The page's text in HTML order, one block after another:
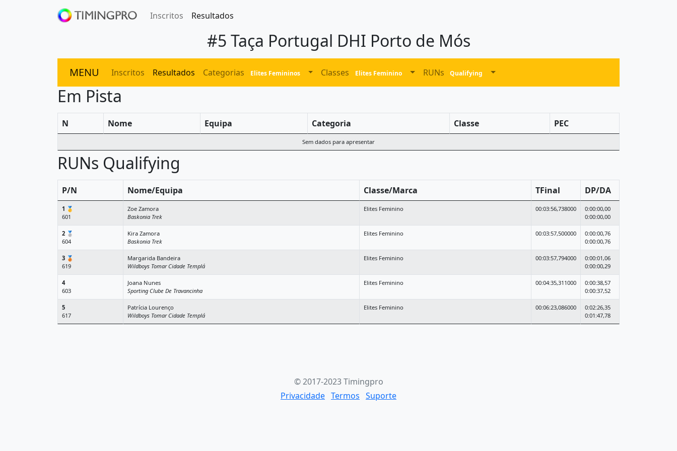
Inscritos Resultados
#5 Taça Portugal DHI Porto de Mós
MENU Inscritos Resultados Categorias Elites Femininos Classes Elites Feminino RUNs Qualifying
Em Pista
N Nome Equipa Categoria Classe PEC
Sem dados para apresentar
RUNs Qualifying
P/N Nome/Equipa Classe/Marca TFinal DP/DA
1 🥇
601
Zoe Zamora
Baskonia Trek
Elites Feminino 00:03:56,738000
0:00:00,00
0:00:00,00
2 🥈
604
Kira Zamora
Baskonia Trek
Elites Feminino 00:03:57,500000
0:00:00,76
0:00:00,76
3 🥉
619
Margarida Bandeira
Wildboys Tomar Cidade Templá
Elites Feminino 00:03:57,794000
0:00:01,06
0:00:00,29
4
603
Joana Nunes
Sporting Clube De Travancinha
Elites Feminino 00:04:35,311000
0:00:38,57
0:00:37,52
5
617
Patrícia Lourenço
Wildboys Tomar Cidade Templá
Elites Feminino 00:06:23,086000
0:02:26,35
0:01:47,78
© 2017-2023 Timingpro
Privacidade Termos Suporte